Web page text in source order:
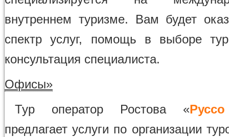
внутреннем туризме. Вам будет
спектр услуг, помощь в выборе
консультация специалиста.
Офисы»
Тур оператор Ростова «
предлагает услуги по организации